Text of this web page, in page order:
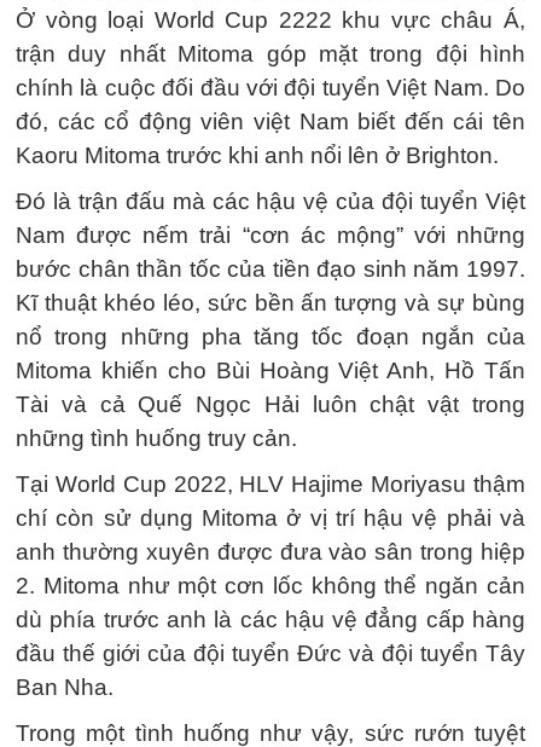
Ở vòng loại World Cup 2222 khu vực châu Á,
trận duy nhất Mitoma góp mặt trong đội hình
chính là cuộc đối đầu với đội tuyển Việt Nam. Do
đó, các cổ động viên việt Nam biết đến cái tên
Kaoru Mitoma trước khi anh nổi lên ở Brighton.
Đó là trận đấu mà các hậu vệ của đội tuyển Việt
Nam được nếm trải “cơn ác mộng” với những
bước chân thần tốc của tiền đạo sinh năm 1997.
Kĩ thuật khéo léo, sức bền ấn tượng và sự bùng
nổ trong những pha tăng tốc đoạn ngắn của
Mitoma khiến cho Bùi Hoàng Việt Anh, Hồ Tấn
Tài và cả Quế Ngọc Hải luôn chật vật trong
những tình huống truy cản.
Tại World Cup 2022, HLV Hajime Moriyasu thậm
chí còn sử dụng Mitoma ở vị trí hậu vệ phải và
anh thường xuyên được đưa vào sân trong hiệp
2. Mitoma như một cơn lốc không thể ngăn cản
dù phía trước anh là các hậu vệ đẳng cấp hàng
đầu thế giới của đội tuyển Đức và đội tuyển Tây
Ban Nha.
Trong một tình huống như vậy, sức rướn tuyệt